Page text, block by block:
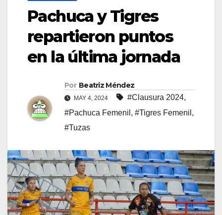
Pachuca y Tigres
repartieron puntos
en la última jornada
Por Beatriz Méndez
MAY 4, 2024 #Clausura 2024,
#Pachuca Femenil , #Tigres Femenil ,
#Tuzas